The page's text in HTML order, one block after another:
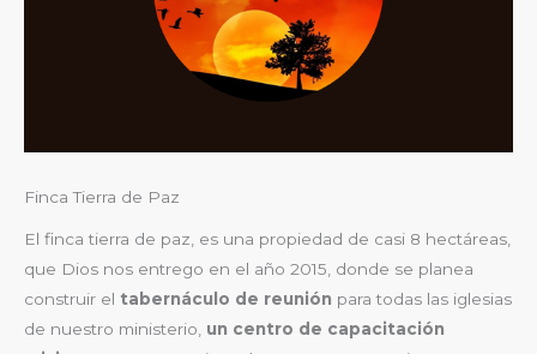
Finca Tierra de Paz
El finca tierra de paz, es una propiedad de casi 8 hectáreas,
que Dios nos entrego en el año 2015, donde se planea
construir el tabernáculo de reunión para todas las iglesias
de nuestro ministerio, un centro de capacitación